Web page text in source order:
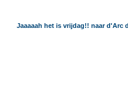
Jaaaaah het is vrijdag!! naar d'Arc